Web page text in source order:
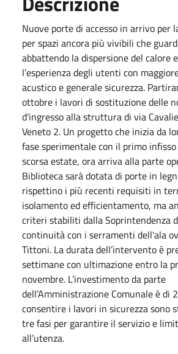
Nuove porte di accesso in arrivo per
per spazi ancora più vivibili che
abbattendo la dispersione del calore
l’esperienza degli utenti con
acustico e generale sicurezza.
ottobre i lavori di sostituzione delle
d'ingresso alla struttura di via
Veneto 2. Un progetto che inizia da
fase sperimentale con il primo
scorsa estate, ora arriva alla parte
Biblioteca sarà dotata di porte in
rispettino i più recenti requisiti in
isolamento ed efficientamento, ma
criteri stabiliti dalla Soprintendenza
continuità con i serramenti dell'ala
Tittoni. La durata dell’intervento è
settimane con ultimazione entro la
novembre. L’investimento da parte
dell’Amministrazione Comunale è di
consentire i lavori in sicurezza sono
tre fasi per garantire il servizio e
all’utenza.